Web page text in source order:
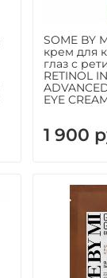
SOME BY
крем для
глаз с
RETINOL
EYE
1 900